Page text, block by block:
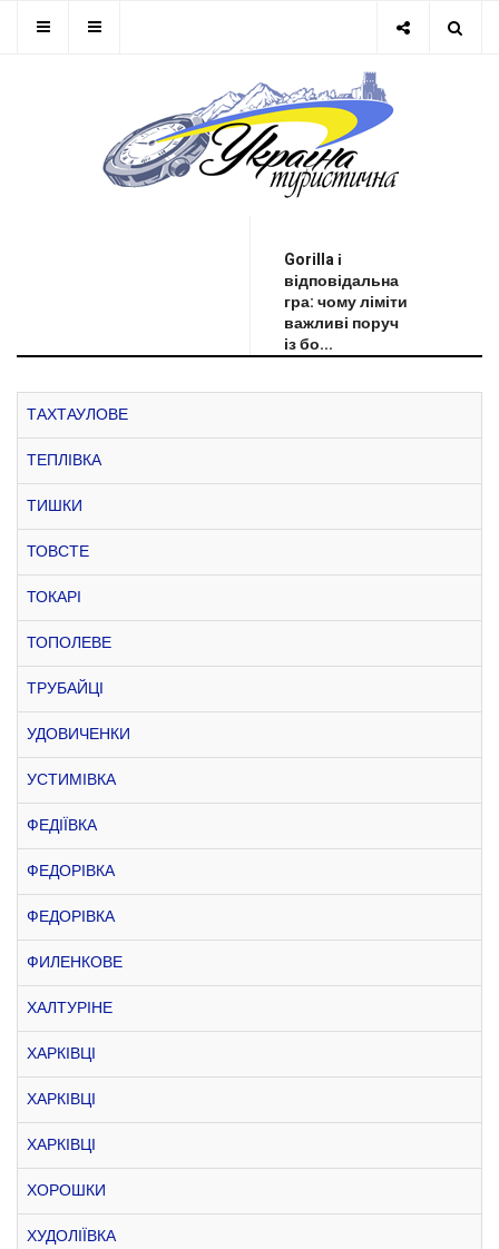
Gorilla і
відповідальна
гра: чому ліміти
важливі поруч
із бо...
ТАХТАУЛОВЕ
ТЕПЛІВКА
ТИШКИ
ТОВСТЕ
ТОКАРІ
ТОПОЛЕВЕ
ТРУБАЙЦІ
УДОВИЧЕНКИ
УСТИМІВКА
ФЕДІЇВКА
ФЕДОРІВКА
ФЕДОРІВКА
ФИЛЕНКОВЕ
ХАЛТУРІНЕ
ХАРКІВЦІ
ХАРКІВЦІ
ХАРКІВЦІ
ХОРОШКИ
ХУДОЛІЇВКА